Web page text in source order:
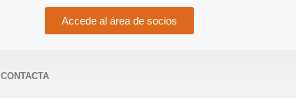
Accede al área de socios
CONTACTA